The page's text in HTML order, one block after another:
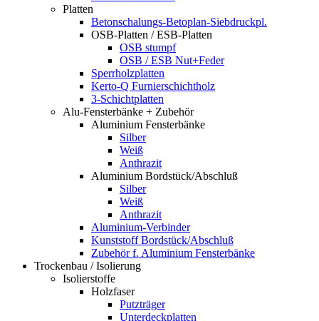
Platten
Betonschalungs-Betoplan-Siebdruckpl.
OSB-Platten / ESB-Platten
OSB stumpf
OSB / ESB Nut+Feder
Sperrholzplatten
Kerto-Q Furnierschichtholz
3-Schichtplatten
Alu-Fensterbänke + Zubehör
Aluminium Fensterbänke
Silber
Weiß
Anthrazit
Aluminium Bordstück/Abschluß
Silber
Weiß
Anthrazit
Aluminium-Verbinder
Kunststoff Bordstück/Abschluß
Zubehör f. Aluminium Fensterbänke
Trockenbau / Isolierung
Isolierstoffe
Holzfaser
Putzträger
Unterdeckplatten